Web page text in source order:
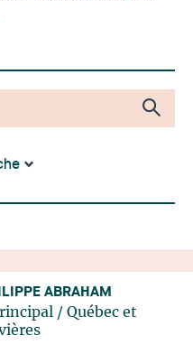
ABRAHAM
/ Québec et